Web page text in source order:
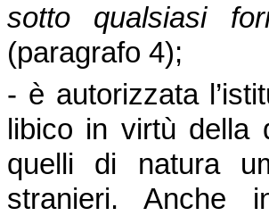
sotto qualsiasi
(paragrafo 4);
- è autorizzata
libico in virtù
quelli di natura
stranieri. Anche